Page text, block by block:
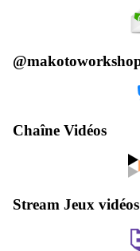
Chaîne Vidéos
Stream Jeux vidéos